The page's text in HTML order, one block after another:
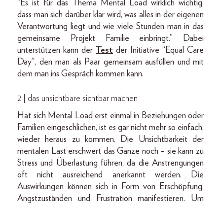
“Es ist für das Thema Mental Load wirklich wichtig,
dass man sich darüber klar wird, was alles in der eigenen
Verantwortung liegt und wie viele Stunden man in das
gemeinsame Projekt Familie einbringt.” Dabei
unterstützen kann der
Test der Initiative “Equal Care
Day”, den man als Paar gemeinsam ausfüllen und mit
dem man ins Gespräch kommen kann.
2 | das unsichtbare sichtbar machen
Hat sich Mental Load erst einmal in Beziehungen oder
Familien eingeschlichen, ist es gar nicht mehr so einfach,
wieder heraus zu kommen. Die Unsichtbarkeit der
mentalen Last erschwert das Ganze noch – sie kann zu
Stress und Überlastung führen, da die Anstrengungen
oft nicht ausreichend anerkannt werden. Die
Auswirkungen können sich in Form von Erschöpfung,
Angstzuständen und Frustration manifestieren. Um